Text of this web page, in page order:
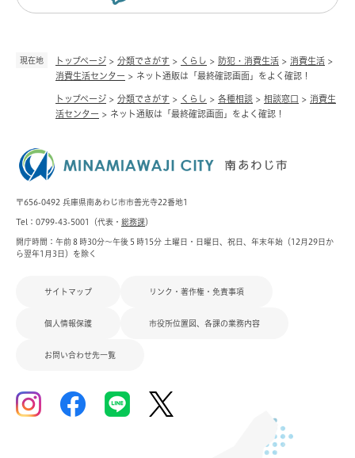
現在地 トップページ > 分類でさがす > くらし > 防犯・消費生活 > 消費生活 >
消費生活センター > ネット通販は「最終確認画面」をよく確認！
トップページ > 分類でさがす > くらし > 各種相談 > 相談窓口 > 消費生
活センター > ネット通販は「最終確認画面」をよく確認！
〒656-0492 兵庫県南あわじ市市善光寺22番地1
Tel：0799-43-5001（代表・ 総務課）
開庁時間：午前８時30分～午後５時15分 土曜日・日曜日、祝日、年末年始（12月29日か
ら翌年1月3日）を除く
サイトマップ リンク・著作権・免責事項
個人情報保護 市役所位置図、各課の業務内容
お問い合わせ先一覧